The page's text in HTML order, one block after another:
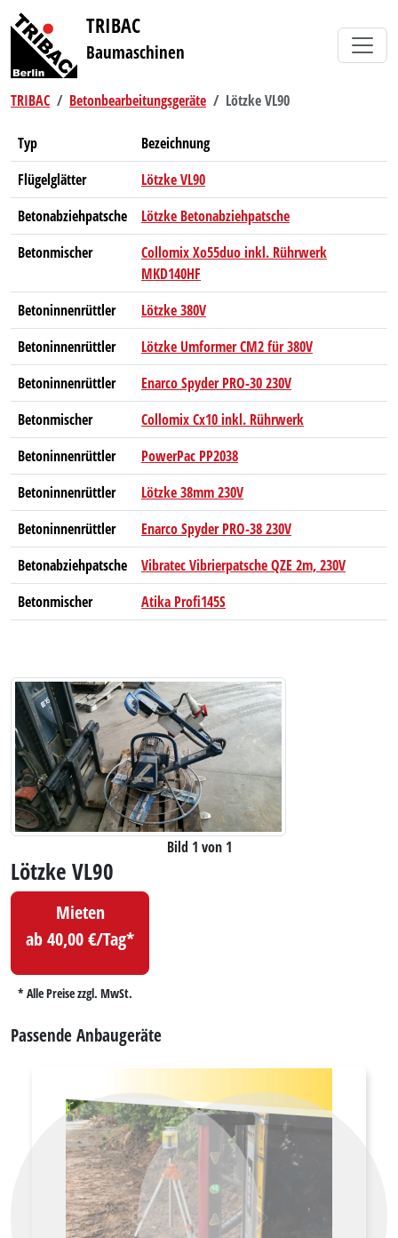
TRIBAC
Baumaschinen
TRIBAC Betonbearbeitungsgeräte Lötzke VL90
Typ
Bezeichnung
Flügelglätter
Lötzke VL90
Betonabziehpatsche
Lötzke Betonabziehpatsche
Betonmischer
Collomix Xo55duo inkl. Rührwerk
MKD140HF
Betoninnenrüttler
Lötzke 380V
Betoninnenrüttler
Lötzke Umformer CM2 für 380V
Betoninnenrüttler
Enarco Spyder PRO-30 230V
Betonmischer
Collomix Cx10 inkl. Rührwerk
Betoninnenrüttler
PowerPac PP2038
Betoninnenrüttler
Lötzke 38mm 230V
Betoninnenrüttler
Enarco Spyder PRO-38 230V
Betonabziehpatsche
Vibratec Vibrierpatsche QZE 2m, 230V
Betonmischer
Atika Profi145S
Bild 1 von 1
Lötzke VL90
Mieten
ab 40,00 €/Tag*
* Alle Preise zzgl. MwSt.
Passende Anbaugeräte
Zurück Vor